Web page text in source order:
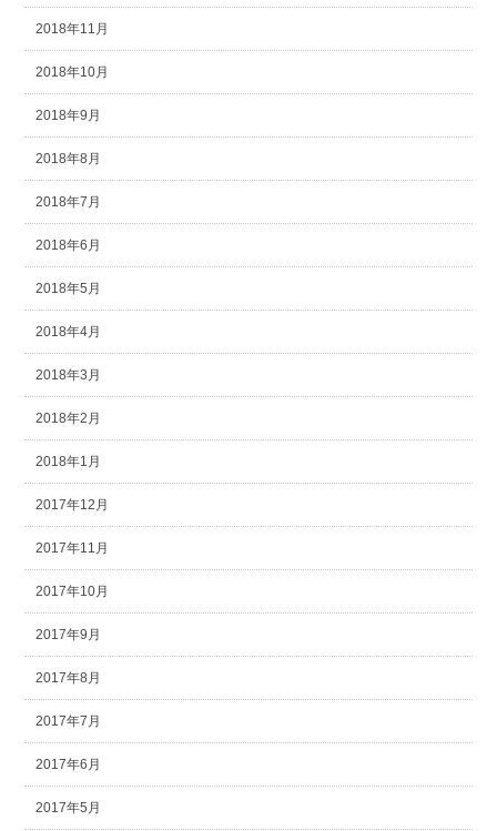
2018年11月
2018年10月
2018年9月
2018年8月
2018年7月
2018年6月
2018年5月
2018年4月
2018年3月
2018年2月
2018年1月
2017年12月
2017年11月
2017年10月
2017年9月
2017年8月
2017年7月
2017年6月
2017年5月